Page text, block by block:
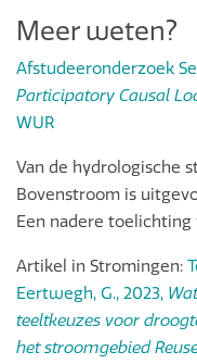
Meer weten?
Afstudeeronderzoek
Participatory Causal
WUR
Van de hydrologische
Bovenstroom is
Een nadere toelichting
Artikel in Stromingen:
Eertwegh, G., 2023,
teeltkeuzes voor
het stroomgebied